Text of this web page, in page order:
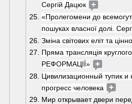
Сергій Дацюк
«Пролегомени до
пошуках власної долі.
Зміна світових еліт та
Пряма трансляція
РЕФОРМАЦІЇ»
Цивилизационный тупик
прогресс человека
Мир открывает двери